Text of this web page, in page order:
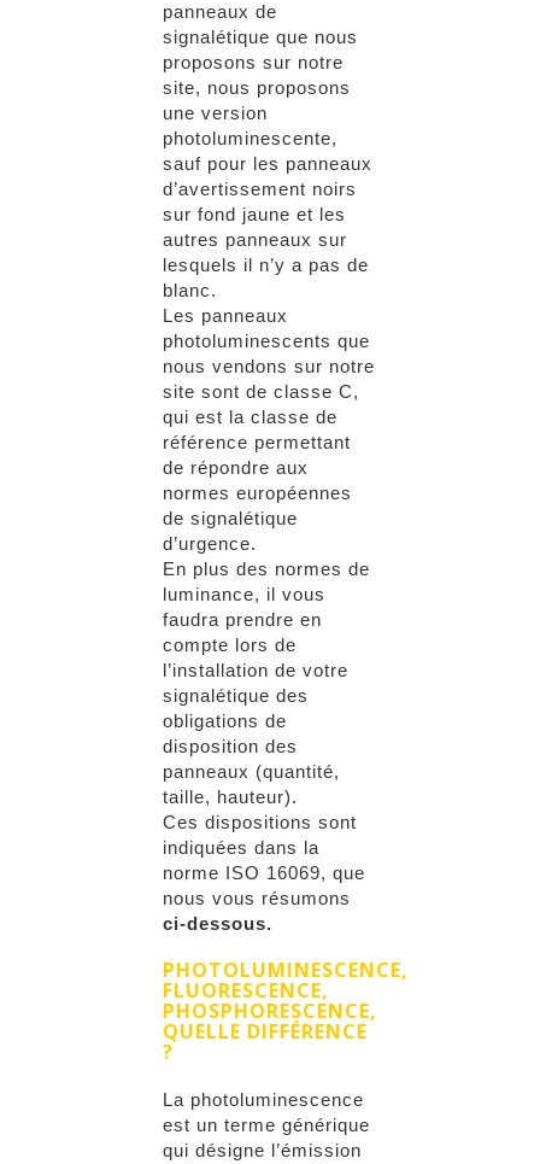
panneaux de
signalétique que nous
proposons sur notre
site, nous proposons
une version
photoluminescente,
sauf pour les panneaux
d’avertissement noirs
sur fond jaune et les
autres panneaux sur
lesquels il n’y a pas de
blanc.
Les panneaux
photoluminescents que
nous vendons sur notre
site sont de classe C,
qui est la classe de
référence permettant
de répondre aux
normes européennes
de signalétique
d’urgence.
En plus des normes de
luminance, il vous
faudra prendre en
compte lors de
l’installation de votre
signalétique des
obligations de
disposition des
panneaux (quantité,
taille, hauteur).
Ces dispositions sont
indiquées dans la
norme ISO 16069, que
nous vous résumons
ci-dessous.
PHOTOLUMINESCENCE,
FLUORESCENCE,
PHOSPHORESCENCE,
QUELLE DIFFÉRENCE
?
La photoluminescence
est un terme générique
qui désigne l’émission